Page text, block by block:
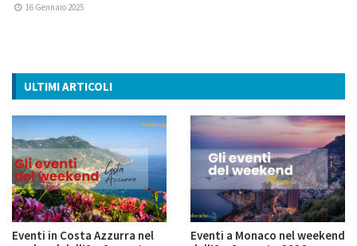
16 Gennaio 2025
ULTIMI ARTICOLI
Eventi in Costa Azzurra nel
Eventi a Monaco nel weekend